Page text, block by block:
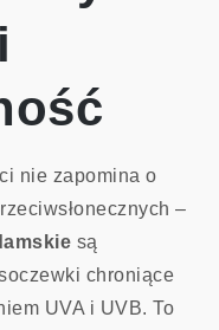
nie zapomina o
–
są
chroniące
UVA i UVB. To